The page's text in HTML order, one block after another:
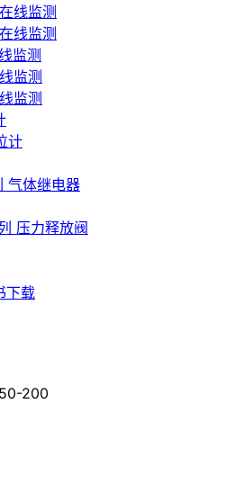
线监测
线监测
监测
监测
监测
计
气体继电器
压力释放阀
下载
200